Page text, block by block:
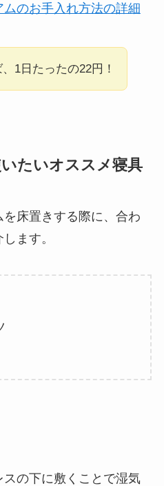
のお手入れ方法の詳細
1日たったの22円！
たいオススメ寝具
床置きする際に、合わ
ます。
の下に敷くことで湿気